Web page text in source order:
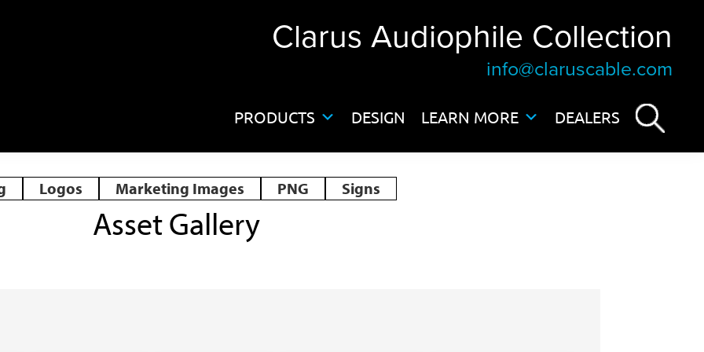
Clarus Audiophile Collection
info@claruscable.com
PRODUCTS DESIGN LEARN MORE DEALERS
Logos Marketing Images PNG Signs
Asset Gallery